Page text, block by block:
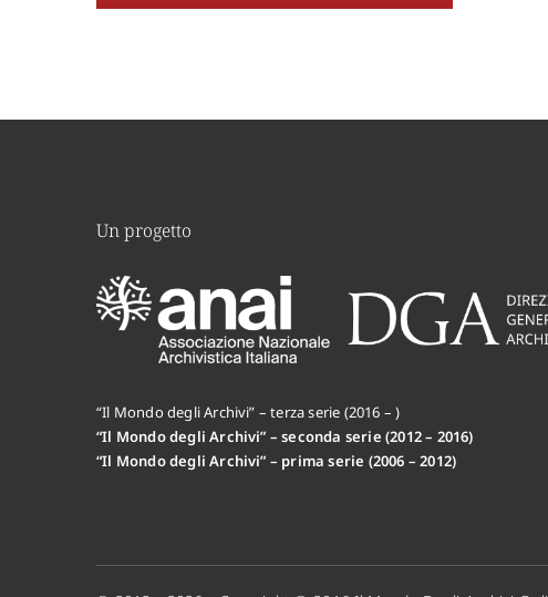
Un progetto
“Il Mondo degli Archivi” – terza serie (2016 – )
“Il Mondo degli Archivi” – seconda serie (2012 – 2016)
“Il Mondo degli Archivi” – prima serie (2006 – 2012)